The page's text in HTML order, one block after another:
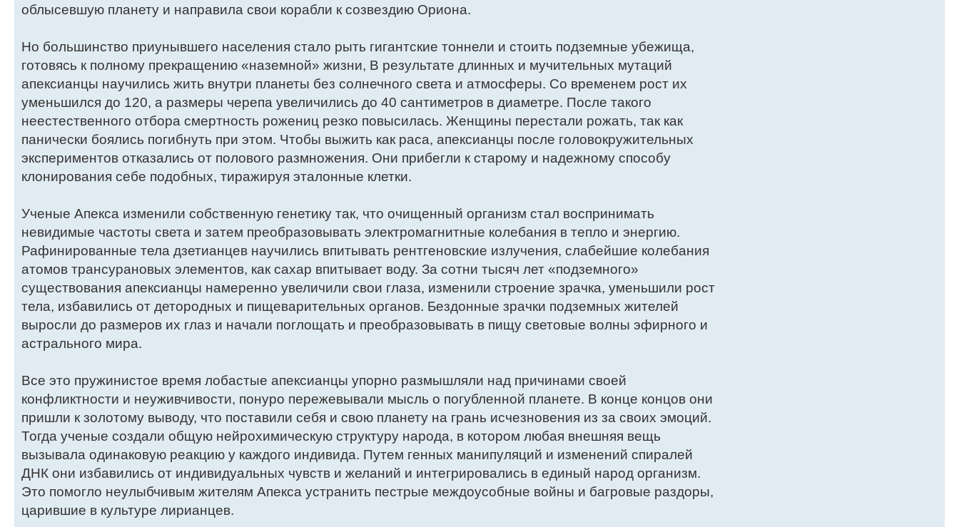
облысевшую планету и направила свои корабли к созвездию Ориона.
Но большинство приунывшего населения стало рыть гигантские тоннели и стоить подземные убежища,
готовясь к полному прекращению «наземной» жизни, В результате длинных и мучительных мутаций
апексианцы научились жить внутри планеты без солнечного света и атмосферы. Со временем рост их
уменьшился до 120, а размеры черепа увеличились до 40 сантиметров в диаметре. После такого
неестественного отбора смертность рожениц резко повысилась. Женщины перестали рожать, так как
панически боялись погибнуть при этом. Чтобы выжить как раса, апексианцы после головокружительных
экспериментов отказались от полового размножения. Они прибегли к старому и надежному способу
клонирования себе подобных, тиражируя эталонные клетки.
Ученые Апекса изменили собственную генетику так, что очищенный организм стал воспринимать
невидимые частоты света и затем преобразовывать электромагнитные колебания в тепло и энергию.
Рафинированные тела дзетианцев научились впитывать рентгеновские излучения, слабейшие колебания
атомов трансурановых элементов, как сахар впитывает воду. За сотни тысяч лет «подземного»
существования апексианцы намеренно увеличили свои глаза, изменили строение зрачка, уменьшили рост
тела, избавились от детородных и пищеварительных органов. Бездонные зрачки подземных жителей
выросли до размеров их глаз и начали поглощать и преобразовывать в пищу световые волны эфирного и
астрального мира.
Все это пружинистое время лобастые апексианцы упорно размышляли над причинами своей
конфликтности и неуживчивости, понуро пережевывали мысль о погубленной планете. В конце концов они
пришли к золотому выводу, что поставили себя и свою планету на грань исчезновения из за своих эмоций.
Тогда ученые создали общую нейрохимическую структуру народа, в котором любая внешняя вещь
вызывала одинаковую реакцию у каждого индивида. Путем генных манипуляций и изменений спиралей
ДНК они избавились от индивидуальных чувств и желаний и интегрировались в единый народ организм.
Это помогло неулыбчивым жителям Апекса устранить пестрые междоусобные войны и багровые раздоры,
царившие в культуре лирианцев.